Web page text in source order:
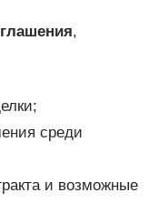
,
среди
и возможные